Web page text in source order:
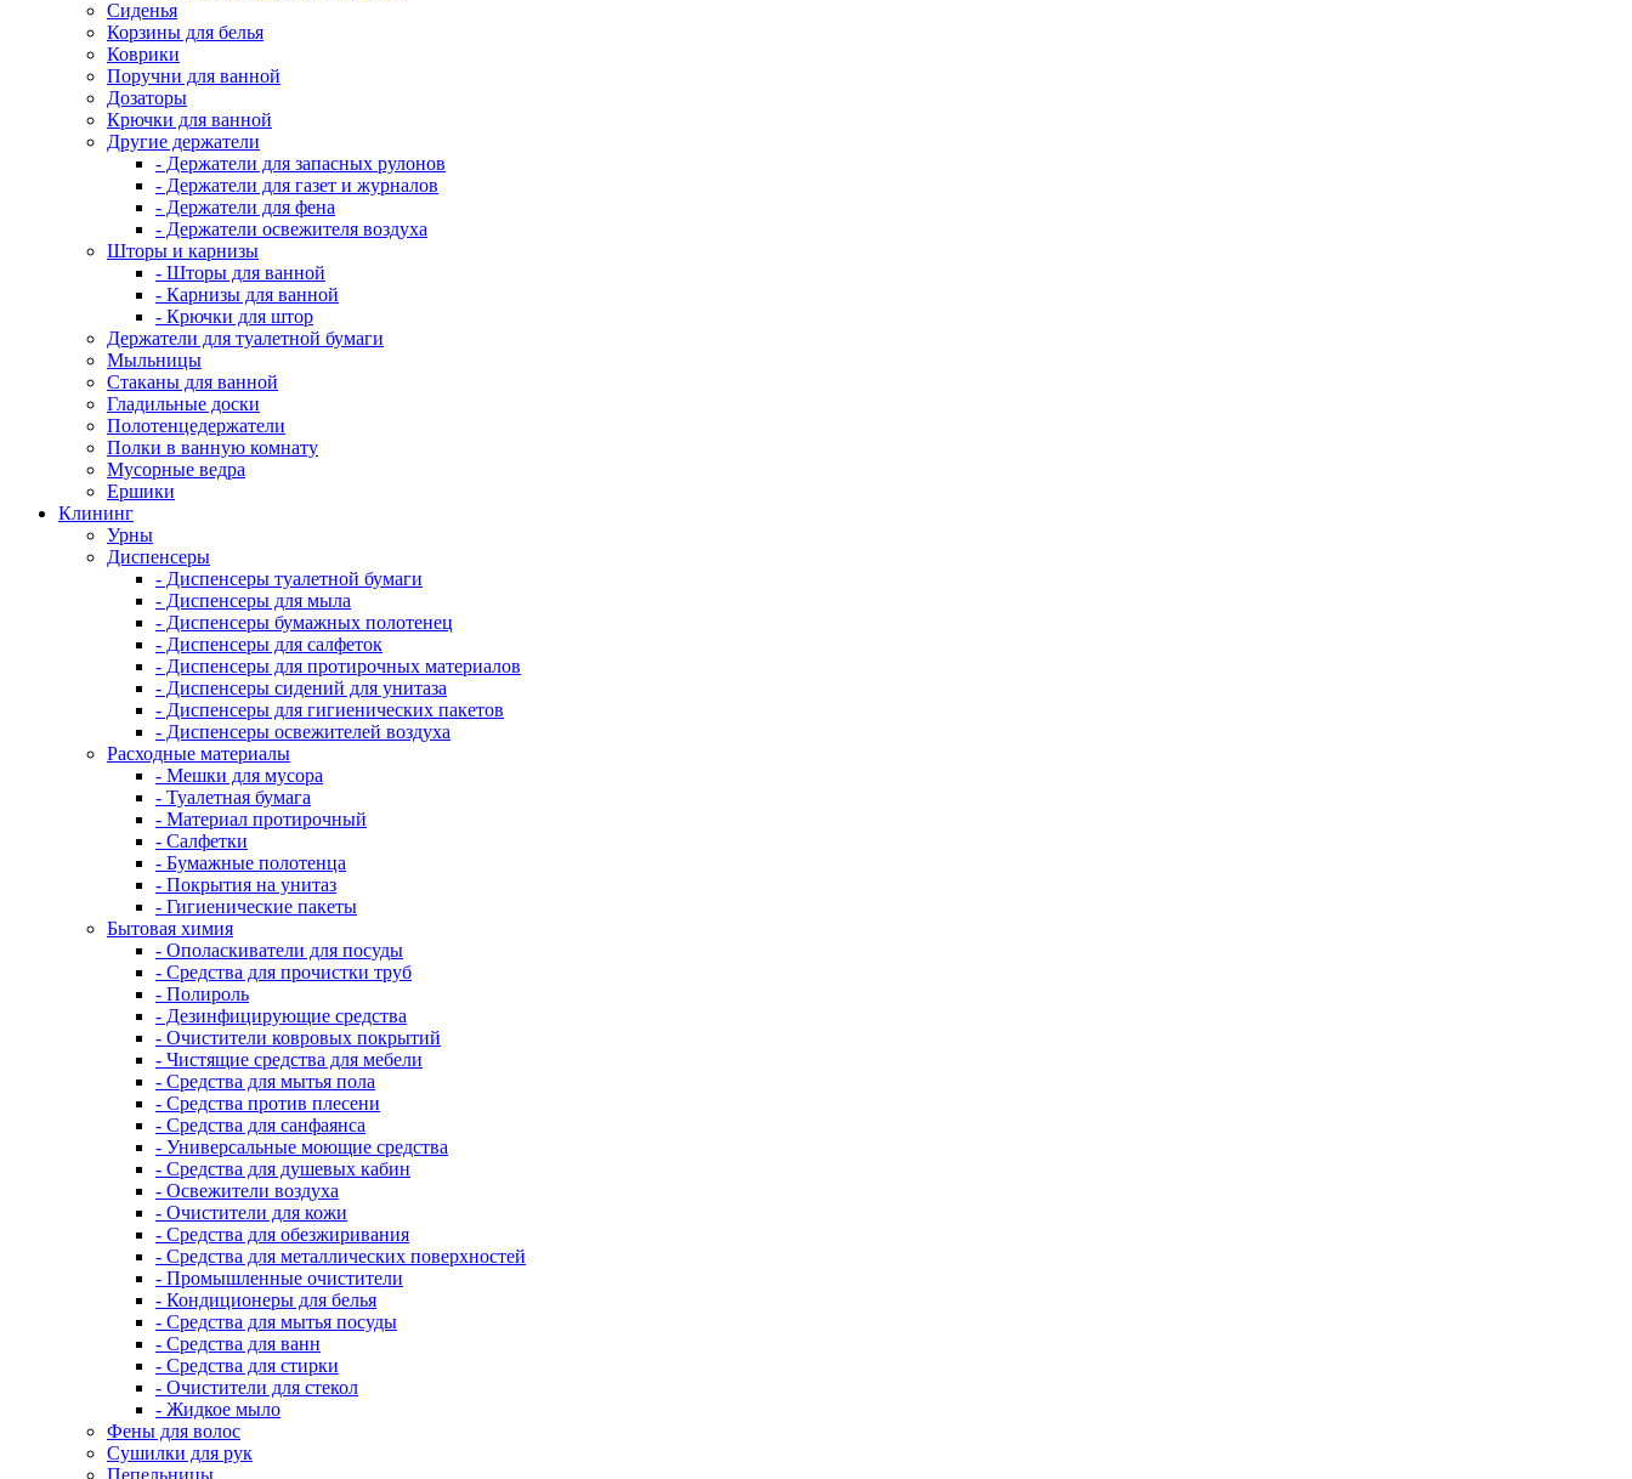
Сиденья
Корзины для белья
Коврики
Поручни для ванной
Дозаторы
Крючки для ванной
Другие держатели
- Держатели для запасных рулонов
- Держатели для газет и журналов
- Держатели для фена
- Держатели освежителя воздуха
Шторы и карнизы
- Шторы для ванной
- Карнизы для ванной
- Крючки для штор
Держатели для туалетной бумаги
Мыльницы
Стаканы для ванной
Гладильные доски
Полотенцедержатели
Полки в ванную комнату
Мусорные ведра
Ершики
Клининг
Урны
Диспенсеры
- Диспенсеры туалетной бумаги
- Диспенсеры для мыла
- Диспенсеры бумажных полотенец
- Диспенсеры для салфеток
- Диспенсеры для протирочных материалов
- Диспенсеры сидений для унитаза
- Диспенсеры для гигиенических пакетов
- Диспенсеры освежителей воздуха
Расходные материалы
- Мешки для мусора
- Туалетная бумага
- Материал протирочный
- Салфетки
- Бумажные полотенца
- Покрытия на унитаз
- Гигиенические пакеты
Бытовая химия
- Ополаскиватели для посуды
- Средства для прочистки труб
- Полироль
- Дезинфицирующие средства
- Очистители ковровых покрытий
- Чистящие средства для мебели
- Средства для мытья пола
- Средства против плесени
- Средства для санфаянса
- Универсальные моющие средства
- Средства для душевых кабин
- Освежители воздуха
- Очистители для кожи
- Средства для обезжиривания
- Средства для металлических поверхностей
- Промышленные очистители
- Кондиционеры для белья
- Средства для мытья посуды
- Средства для ванн
- Средства для стирки
- Очистители для стекол
- Жидкое мыло
Фены для волос
Сушилки для рук
Пепельницы